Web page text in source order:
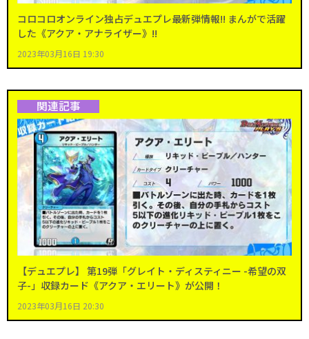
コロコロオンライン独占デュエプレ最新弾情報!! まんがで活躍
した《アクア・アナライザー》!!
2023年03月16日 19:30
関連記事
【デュエプレ】 第19弾「グレイト・ディスティニー -希望の双
子-」収録カード《アクア・エリート》が公開！
2023年03月16日 20:30